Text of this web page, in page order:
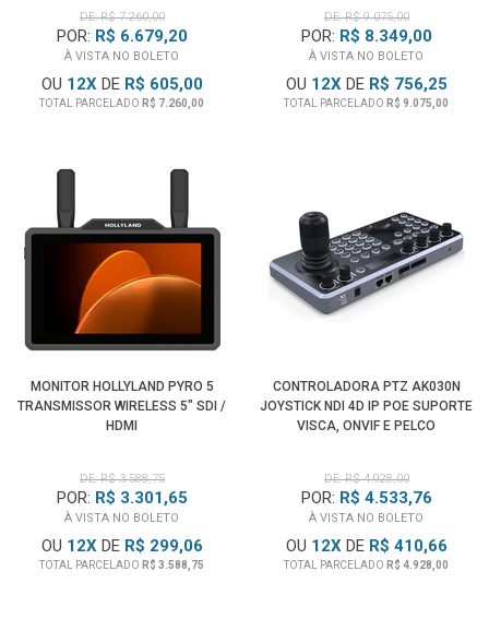
DE: R$ 7.260,00
POR: R$ 6.679,20
À VISTA NO BOLETO
OU 12XDE R$ 605,00
TOTAL PARCELADO R$ 7.260,00
DE: R$ 9.075,00
POR: R$ 8.349,00
À VISTA NO BOLETO
OU 12XDE R$ 756,25
TOTAL PARCELADO R$ 9.075,00
MONITOR HOLLYLAND PYRO 5
TRANSMISSOR WIRELESS 5" SDI /
HDMI
DE: R$ 3.588,75
POR: R$ 3.301,65
À VISTA NO BOLETO
OU 12XDE R$ 299,06
TOTAL PARCELADO R$ 3.588,75
CONTROLADORA PTZ AK030N
JOYSTICK NDI 4D IP POE SUPORTE
VISCA, ONVIF E PELCO
DE: R$ 4.928,00
POR: R$ 4.533,76
À VISTA NO BOLETO
OU 12XDE R$ 410,66
TOTAL PARCELADO R$ 4.928,00